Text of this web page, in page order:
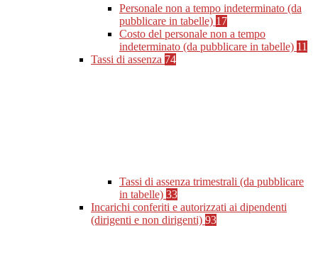
Personale non a tempo indeterminato (da
pubblicare in tabelle) 17
Costo del personale non a tempo
indeterminato (da pubblicare in tabelle) 11
Tassi di assenza 74
Tassi di assenza trimestrali (da pubblicare
in tabelle) 33
Incarichi conferiti e autorizzati ai dipendenti
(dirigenti e non dirigenti) 93